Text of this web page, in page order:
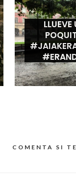
LLUEVE
COMENTA SI